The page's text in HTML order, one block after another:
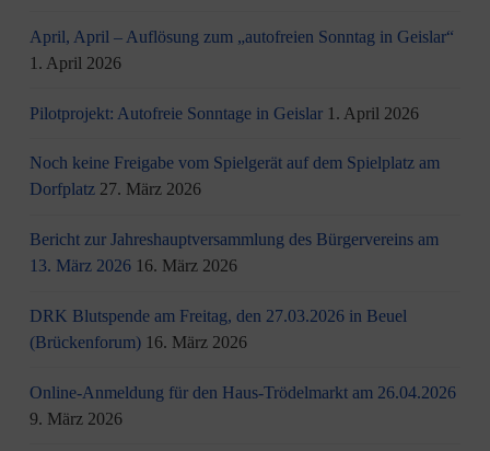
April, April – Auflösung zum „autofreien Sonntag in Geislar“
1. April 2026
Pilotprojekt: Autofreie Sonntage in Geislar 1. April 2026
Noch keine Freigabe vom Spielgerät auf dem Spielplatz am
Dorfplatz 27. März 2026
Bericht zur Jahreshauptversammlung des Bürgervereins am
13. März 2026 16. März 2026
DRK Blutspende am Freitag, den 27.03.2026 in Beuel
(Brückenforum) 16. März 2026
Online-Anmeldung für den Haus-Trödelmarkt am 26.04.2026
9. März 2026